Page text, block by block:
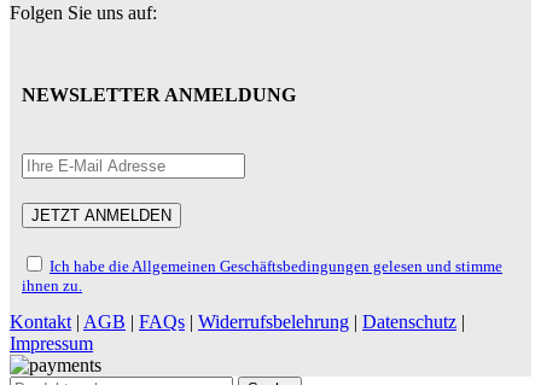
Folgen Sie uns auf:
NEWSLETTER ANMELDUNG
Ich habe die Allgemeinen Geschäftsbedingungen gelesen und stimme
ihnen zu.
Kontakt | AGB | FAQs | Widerrufsbelehrung | Datenschutz |
Impressum